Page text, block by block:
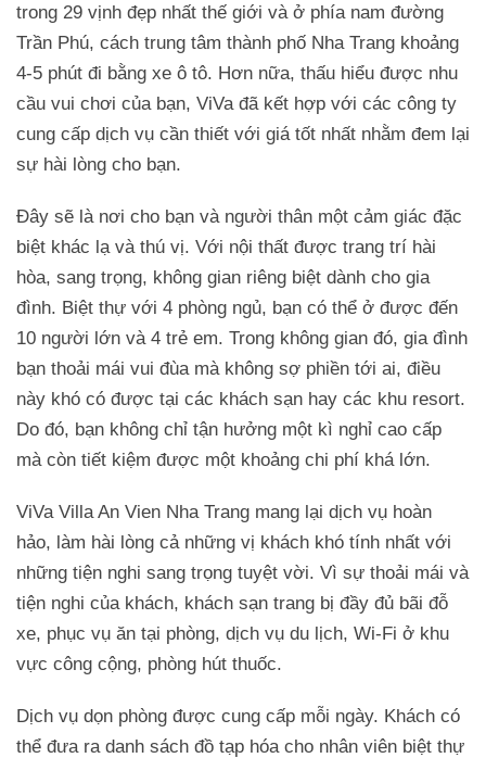
trong 29 vịnh đẹp nhất thế giới và ở phía nam đường
Trần Phú, cách trung tâm thành phố Nha Trang khoảng
4-5 phút đi bằng xe ô tô. Hơn nữa, thấu hiểu được nhu
cầu vui chơi của bạn, ViVa đã kết hợp với các công ty
cung cấp dịch vụ cần thiết với giá tốt nhất nhằm đem lại
sự hài lòng cho bạn.
Đây sẽ là nơi cho bạn và người thân một cảm giác đặc
biệt khác lạ và thú vị. Với nội thất được trang trí hài
hòa, sang trọng, không gian riêng biệt dành cho gia
đình. Biệt thự với 4 phòng ngủ, bạn có thể ở được đến
10 người lớn và 4 trẻ em. Trong không gian đó, gia đình
bạn thoải mái vui đùa mà không sợ phiền tới ai, điều
này khó có được tại các khách sạn hay các khu resort.
Do đó, bạn không chỉ tận hưởng một kì nghỉ cao cấp
mà còn tiết kiệm được một khoảng chi phí khá lớn.
ViVa Villa An Vien Nha Trang mang lại dịch vụ hoàn
hảo, làm hài lòng cả những vị khách khó tính nhất với
những tiện nghi sang trọng tuyệt vời. Vì sự thoải mái và
tiện nghi của khách, khách sạn trang bị đầy đủ bãi đỗ
xe, phục vụ ăn tại phòng, dịch vụ du lịch, Wi-Fi ở khu
vực công cộng, phòng hút thuốc.
Dịch vụ dọn phòng được cung cấp mỗi ngày. Khách có
thể đưa ra danh sách đồ tạp hóa cho nhân viên biệt thự